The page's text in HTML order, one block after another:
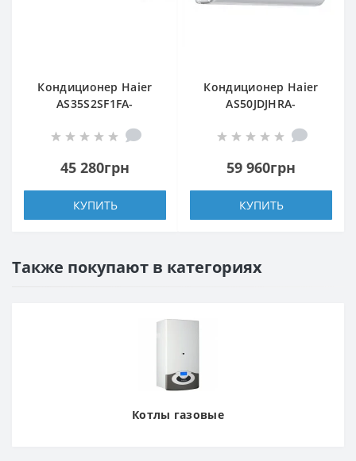
Кондиционер Haier
AS35S2SF1FA-
45 280грн
КУПИТЬ
Кондиционер Haier
AS50JDJHRA-
59 960грн
КУПИТЬ
Также покупают в категориях
Котлы газовые